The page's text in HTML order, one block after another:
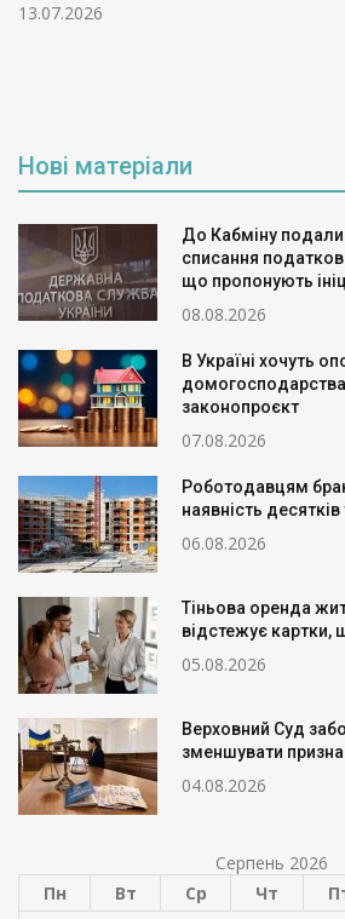
13.07.2026
Нові матеріали
До Кабміну
списання
що пропонують
08.08.2026
В Україні хочуть
законопроєкт
07.08.2026
Роботодавцям
наявність
06.08.2026
Тіньова оренда
відстежує картки,
05.08.2026
Верховний Суд
зменшувати
04.08.2026
Серпень 2026
Пн
Вт Ср Чт